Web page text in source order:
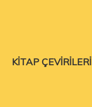
KİTAP ÇEVİRİLERİ